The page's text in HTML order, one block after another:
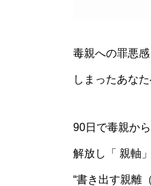
毒親への罪悪
しまったあな
90日で毒親か
解放し「 親軸
“書き出す親離